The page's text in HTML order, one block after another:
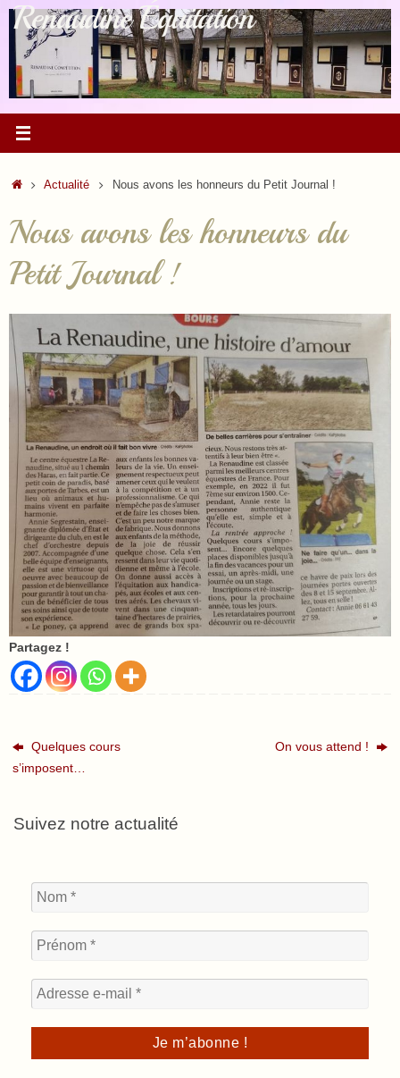
Passer
contenu
Renaudine Équitation
Accueil
Actualité Nous avons les honneurs du Petit Journal !
Nous avons les honneurs du
Petit Journal !
Partagez !
Quelques cours
s’imposent…
On vous attend !
Suivez notre actualité